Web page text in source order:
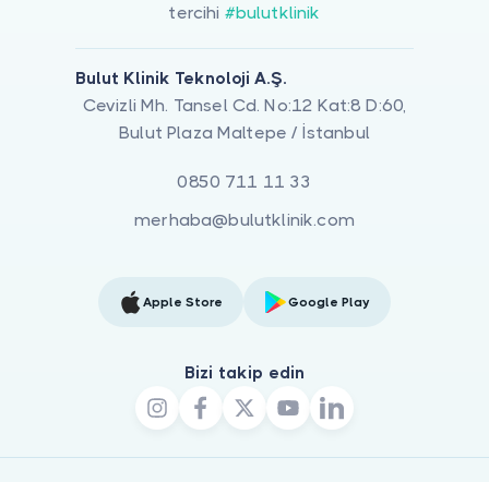
tercihi #bulutklinik
Bulut Klinik Teknoloji A.Ş.
Cevizli Mh. Tansel Cd. No:12 Kat:8 D:60,
Bulut Plaza Maltepe / İstanbul
0850 711 11 33
merhaba@bulutklinik.com
Apple Store Google Play
Bizi takip edin